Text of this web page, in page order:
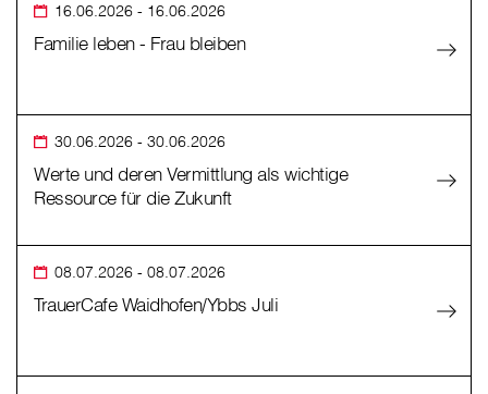
16.06.2026 - 16.06.2026
Familie leben - Frau bleiben
30.06.2026 - 30.06.2026
Werte und deren Vermittlung als wichtige
Ressource für die Zukunft
08.07.2026 - 08.07.2026
TrauerCafe Waidhofen/Ybbs Juli